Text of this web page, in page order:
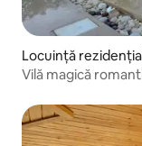
Locuință
Vilă magică